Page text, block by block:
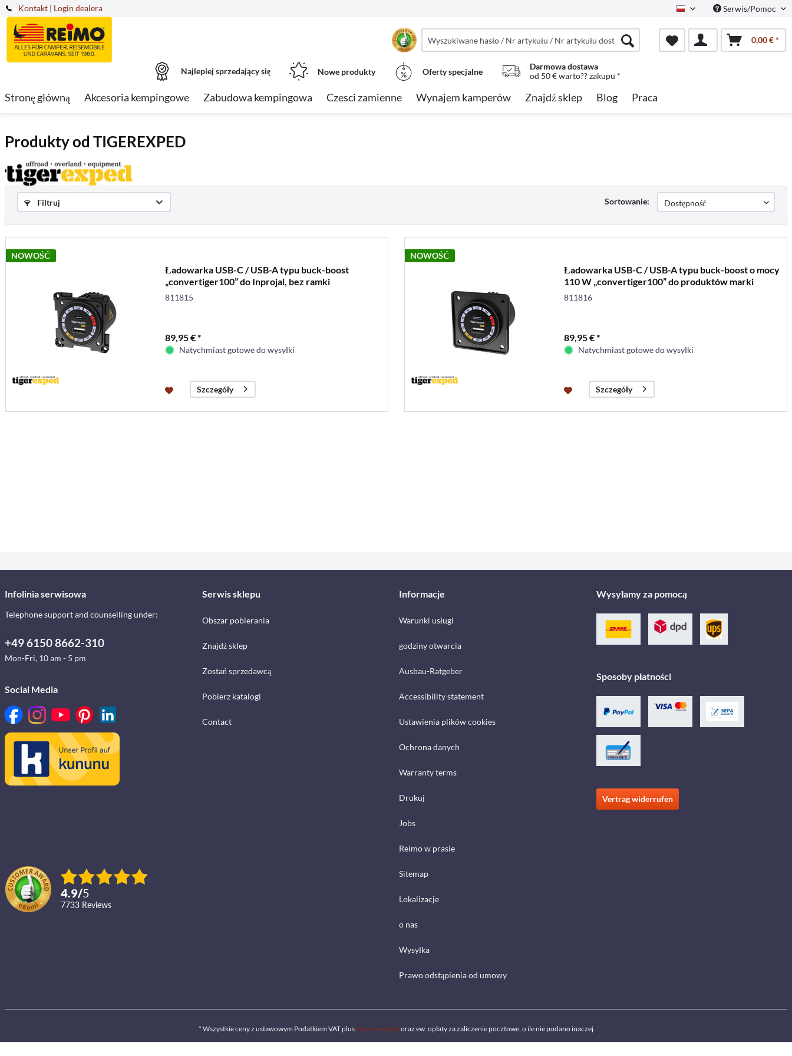
Kontakt Polish Serwis/Pomoc
| Login dealera
0,00 € *
Najlepiej sprzedający się Nowe produkty Oferty specjalne
Darmowa dostawa
od 50 € warto?? zakupu *
Stronę główną Akcesoria kempingowe Zabudowa kempingowa Czesci zamienne Wynajem kamperów Znajdź sklep Blog Praca
Produkty od TIGEREXPED
Filtruj Sortowanie:
NOWOŚĆ
Ładowarka USB-C / USB-A typu buck-boost
„convertiger100” do Inprojal, bez ramki
montażowej
811815
89,95 € *
Natychmiast gotowe do wysyłki
Szczegóły
NOWOŚĆ
Ładowarka USB-C / USB-A typu buck-boost o mocy
110 W „convertiger100” do produktów marki
Berker,...
811816
89,95 € *
Natychmiast gotowe do wysyłki
Szczegóły
Infolinia serwisowa
Telephone support and counselling under:
+49 6150 8662-310
Mon-Fri, 10 am - 5 pm
Social Media
4.9/5
7733 reviews
Serwis sklepu
Obszar pobierania
Znajdź sklep
Zostań sprzedawcą
Pobierz katalogi
Contact
Informacje
Warunki usługi
godziny otwarcia
Ausbau-Ratgeber
Accessibility statement
Ustawienia plików cookies
Ochrona danych
Warranty terms
Drukuj
Jobs
Reimo w prasie
Sitemap
Lokalizacje
o nas
Wysyłka
Prawo odstąpienia od umowy
Wysyłamy za pomocą
Sposoby płatności
Vertrag widerrufen
* Wszystkie ceny z ustawowym Podatkiem VAT plus koszty wysyłki oraz ew. opłaty za zaliczenie pocztowe, o ile nie podano inaczej